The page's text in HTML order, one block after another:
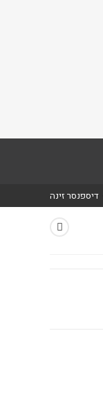
דיספנסר זינה